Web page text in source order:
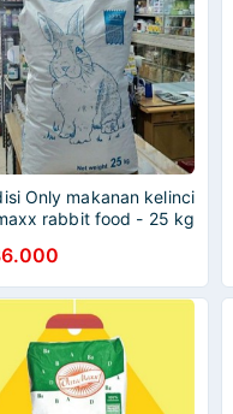
Only makanan kelinci
rabbit food - 25 kg